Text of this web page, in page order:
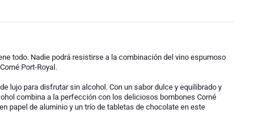
todo. Nadie podrá resistirse a la combinación del vino espumoso
Port-Royal.
lujo para disfrutar sin alcohol. Con un sabor dulce y equilibrado y
combina a la perfección con los deliciosos bombones Corné
papel de aluminio y un trío de tabletas de chocolate en este